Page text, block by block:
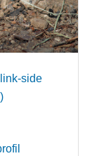
side
)